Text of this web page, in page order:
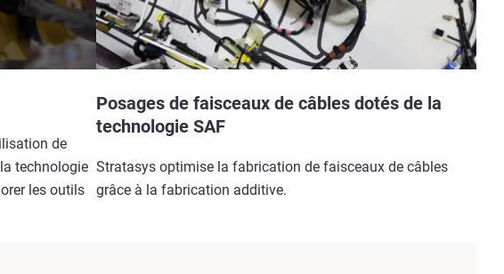
de
technologie
les outils
Posages de faisceaux de câbles dotés de la
technologie SAF
Stratasys optimise la fabrication de faisceaux de câbles
grâce à la fabrication additive.